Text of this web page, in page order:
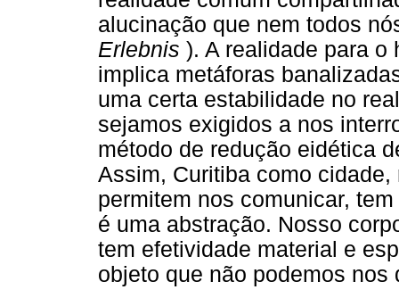
alucinação que nem todos
Erlebnis ). A realidade para o
implica metáforas
uma certa estabilidade no
sejamos exigidos a nos
método de redução eidética
Assim, Curitiba como
permitem nos comunicar,
é uma abstração. Nosso
tem efetividade material e
objeto que não podemos